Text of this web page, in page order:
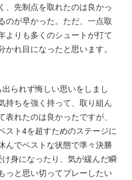
、先制点を取れたのは良かっ
のが早かった。ただ、一点取
よりも多くのシュートが打て
れ目になったと思います。
られず悔しい思いをしまし
持ちを強く持って、取り組ん
れたのは良かったですが、
スト4を超すためのステージに
んでベストな状態で準々決勝
身になったり、気が緩んだ瞬
っと思い切ってプレーしたい